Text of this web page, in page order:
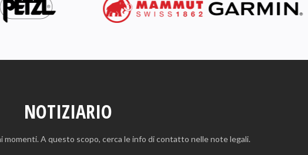
NOTIZIARIO
momenti. A questo scopo, cerca le info di contatto nelle note legali.